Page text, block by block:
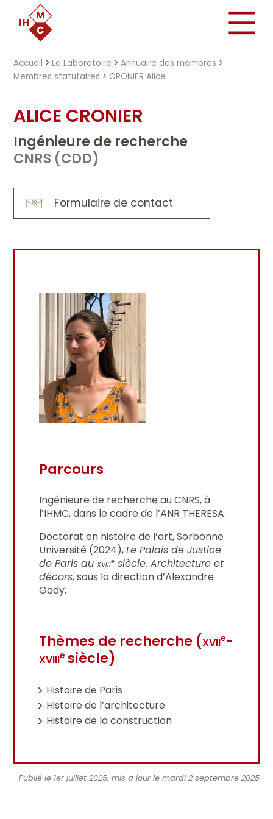
Accueil >Le Laboratoire >Annuaire des membres >
Membres statutaires > CRONIER Alice
ALICE CRONIER
Ingénieure de recherche
CNRS (CDD)
Formulaire de contact
Parcours
Ingénieure de recherche au CNRS, à
l’IHMC, dans le cadre de l’ANR THERESA.
Doctorat en histoire de l’art, Sorbonne
Université (2024),Le Palais de Justice
de Paris auxviiie siècle. Architecture et
décors, sous la direction d’Alexandre
Gady.
Thèmes de recherche (xviie-
xviiie siècle)
Histoire de Paris
Histoire de l’architecture
Histoire de la construction
Publié le 1er juillet 2025, mis a jour le mardi 2 septembre 2025